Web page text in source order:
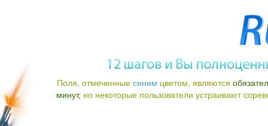
Поля, отмеченные синим цветом, являются
минут, но некоторые пользователи устраивают